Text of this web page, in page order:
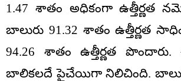
1.47 శాతం అధికంగా ఉత్తీర్ణత
బాలురు 91.32 శాతం ఉత్తీర్ణత
94.26 శాతం ఉత్తీర్ణత
బాలికలదే పైచేయిగా నిలిచింది.